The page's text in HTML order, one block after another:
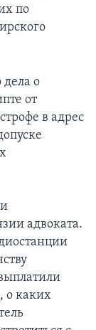
по
дела о
от
в адрес
адвоката.
о каких